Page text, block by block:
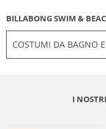
BILLABONG SWIM &
COSTUMI DA BAGNO
I